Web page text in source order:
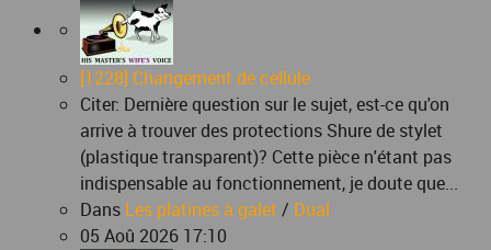
[1228] Changement de cellule
Citer: Dernière question sur le sujet, est-ce qu'on
arrive à trouver des protections Shure de stylet
(plastique transparent)? Cette pièce n'étant pas
indispensable au fonctionnement, je doute que...
Dans Les platines à galet / Dual
05 Aoû 2026 17:10